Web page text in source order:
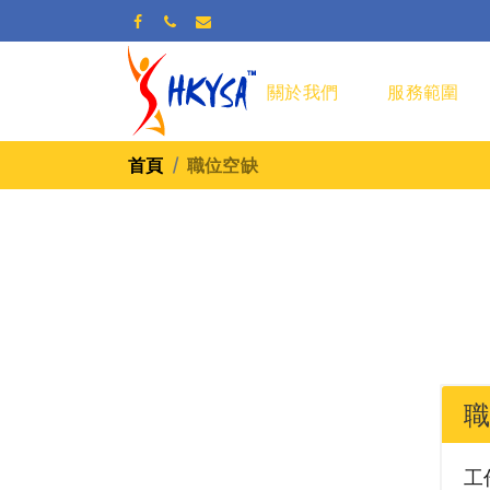
關於我們 服務範圍
首頁 職位空缺
工